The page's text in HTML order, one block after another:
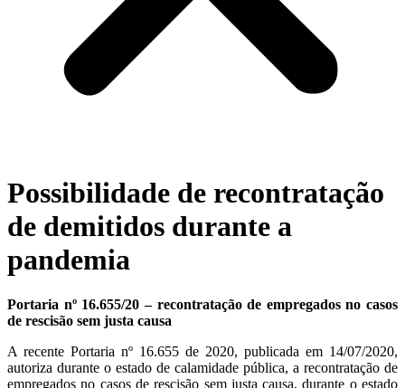
Possibilidade de recontratação
de demitidos durante a
pandemia
Portaria nº 16.655/20 – recontratação de empregados no casos
de rescisão sem justa causa
A recente Portaria nº 16.655 de 2020, publicada em 14/07/2020,
autoriza durante o estado de calamidade pública, a recontratação de
empregados no casos de rescisão sem justa causa, durante o estado